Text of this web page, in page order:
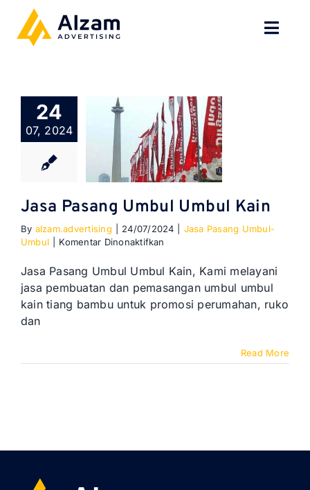
content
TENTANG
SPESIALISASI
GALERI
KONTAK
BLOG
24
07, 2024
Jasa Pasang Umbul Umbul Kain
By alzam.advertising 24/07/2024
Jasa Pasang Umbul-
Umbul
Komentar Dinonaktifkan
Pasang
Umbul
Kain
Jasa Pasang Umbul Umbul Kain, Kami melayani
jasa pembuatan dan pemasangan umbul umbul
kain tiang bambu untuk promosi perumahan, ruko
dan
Read More